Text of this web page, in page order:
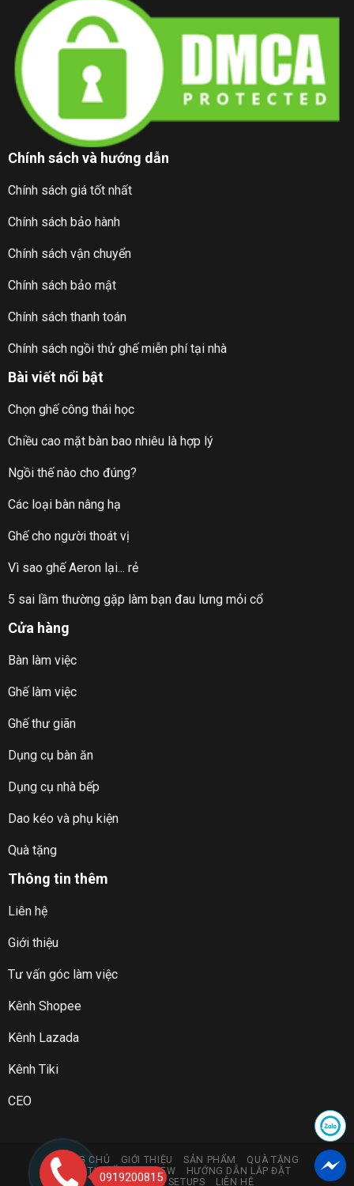
Chính sách và hướng dẫn
Chính sách giá tốt nhất
Chính sách bảo hành
Chính sách vận chuyển
Chính sách bảo mật
Chính sách thanh toán
Chính sách ngồi thử ghế miễn phí tại nhà
Bài viết nổi bật
Chọn ghế công thái học
Chiều cao mặt bàn bao nhiêu là hợp lý
Ngồi thế nào cho đúng?
Các loại bàn nâng hạ
Ghế cho người thoát vị
Vì sao ghế Aeron lại... rẻ
5 sai lầm thường gặp làm bạn đau lưng mỏi cổ
Cửa hàng
Bàn làm việc
Ghế làm việc
Ghế thư giãn
Dụng cụ bàn ăn
Dụng cụ nhà bếp
Dao kéo và phụ kiện
Quà tặng
Thông tin thêm
Liên hệ
Giới thiệu
Tư vấn góc làm việc
Kênh Shopee
Kênh Lazada
Kênh Tiki
CEO
TRANG CHỦ GIỚI THIỆU SẢN PHẨM
QUÀ TẶNG
GÓC TƯ VẤN & REVIEW
HƯỚNG DẪN LẮP ĐẶT
DANDIHOME SETUPS
LIÊN HỆ
0919200815